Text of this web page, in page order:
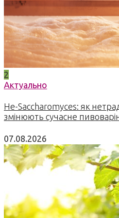
2
Актуально
Не-Saccharomyces: як
змінюють сучасне
07.08.2026